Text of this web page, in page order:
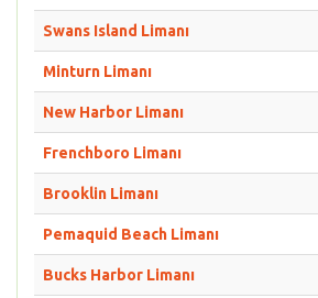
Swans Island Limanı
Minturn Limanı
New Harbor Limanı
Frenchboro Limanı
Brooklin Limanı
Pemaquid Beach Limanı
Bucks Harbor Limanı